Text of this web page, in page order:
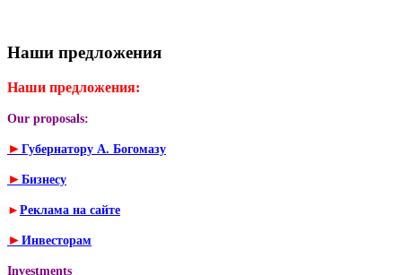
Наши предложения
Наши предложения:
Our proposals:
► Губернатору А. Богомазу
► Бизнесу
► Реклама на сайте
► Инвесторам
Investments